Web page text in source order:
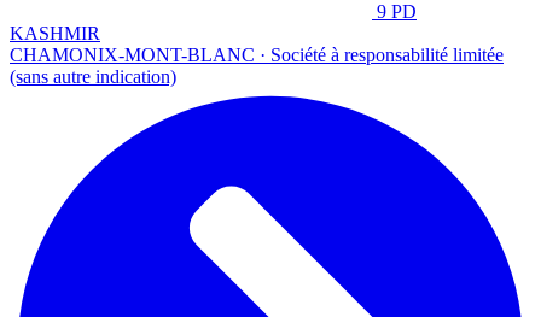
9 PD
KASHMIR
CHAMONIX-MONT-BLANC · Société à responsabilité limitée
(sans autre indication)